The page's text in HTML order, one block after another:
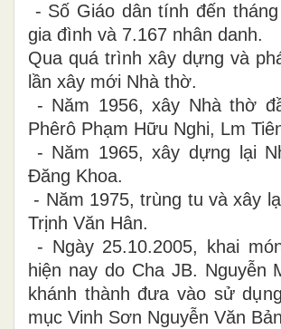
- Số Giáo dân tính đến
gia đình và 7.167 nhân danh.
Qua quá trình xây dựng và
lần xây mới Nhà thờ.
- Năm 1956, xây Nhà thờ
Phêrô Phạm Hữu Nghi, Lm
- Năm 1965, xây dựng lại
Đăng Khoa.
- Năm 1975, trùng tu và xây
Trịnh Văn Hân.
- Ngày 25.10.2005, khai
hiện nay do Cha JB. Nguyễn
khánh thành đưa vào sử
mục Vinh Sơn Nguyễn Văn